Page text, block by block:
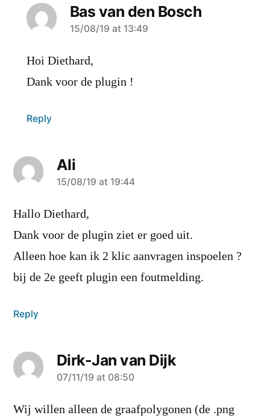
Bas van den Bosch
says:
15/08/19 at 13:49
Hoi Diethard,
Dank voor de plugin !
Reply
Ali
says:
15/08/19 at 19:44
Hallo Diethard,
Dank voor de plugin ziet er goed uit.
Alleen hoe kan ik 2 klic aanvragen inspoelen ?
bij de 2e geeft plugin een foutmelding.
Reply
Dirk-Jan van Dijk
says:
07/11/19 at 08:50
Wij willen alleen de graafpolygonen (de .png